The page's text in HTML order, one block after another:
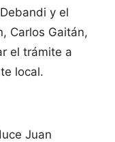
y el
Carlos Gaitán,
el trámite a
local.
Juan